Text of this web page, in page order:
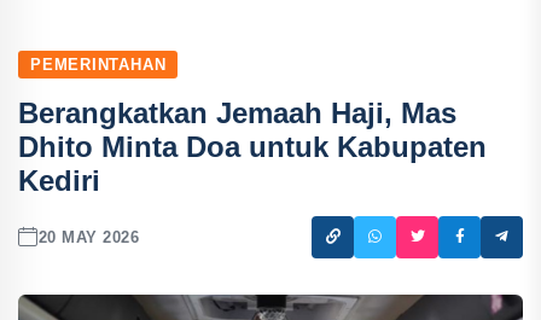
PEMERINTAHAN
Berangkatkan Jemaah Haji, Mas
Dhito Minta Doa untuk Kabupaten
Kediri
20 MAY 2026